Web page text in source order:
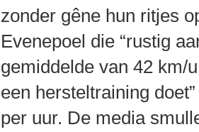
zonder gêne hun ritjes
Evenepoel die “rustig
gemiddelde van 42 km/
een hersteltraining
per uur. De media